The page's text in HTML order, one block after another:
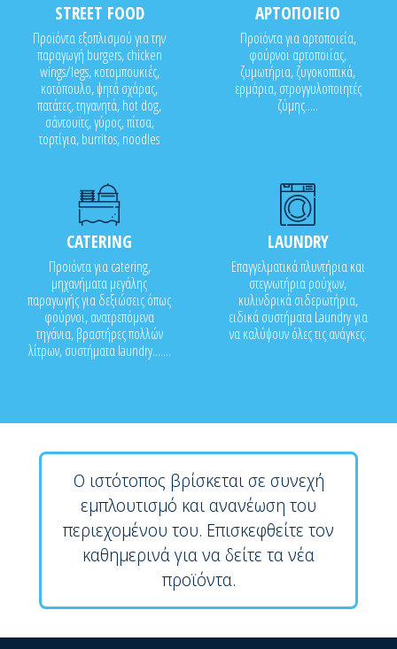
STREET FOOD
Προϊόντα εξοπλισμού για την
παραγωγή burgers, chicken
wings/legs, κοτομπουκιές,
κοτόπουλο, ψητά σχάρας,
πατάτες, τηγανητά, hot dog,
σάντουϊτς, γύρος, πίτσα,
τορτίγια, burritos, noodles
ΑΡΤΟΠΟΙΕΙΟ
Προϊόντα για αρτοποιεία,
φούρνοι αρτοποιίας,
ζυμωτήρια, ζυγοκοπτικά,
ερμάρια, στρογγυλοποιητές
ζύμης.....
CATERING
Προϊόντα για catering,
μηχανήματα μεγάλης
παραγωγής για δεξιώσεις όπως
φούρνοι, ανατρεπόμενα
τηγάνια, βραστήρες πολλών
λίτρων, συστήματα laundry.......
LAUNDRY
Επαγγελματικά πλυντήρια και
στεγνωτήρια ρούχων,
κυλινδρικά σιδερωτήρια,
ειδικά συστήματα Laundry για
να καλύψουν όλες τις ανάγκες.
Ο ιστότοπος βρίσκεται σε συνεχή
εμπλουτισμό και ανανέωση του
περιεχομένου του. Επισκεφθείτε τον
καθημερινά για να δείτε τα νέα
προϊόντα.